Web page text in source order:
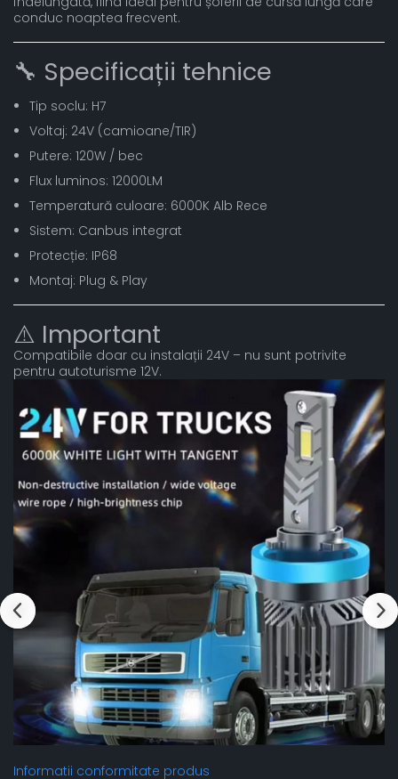
conduc noaptea frecvent.
🔧 Specificații tehnice
Tip soclu: H7
Voltaj: 24V (camioane/TIR)
Putere: 120W / bec
Flux luminos: 12000LM
Temperatură culoare: 6000K Alb Rece
Sistem: Canbus integrat
Protecție: IP68
Montaj: Plug & Play
⚠️ Important
Compatibile doar cu instalații 24V – nu sunt potrivite
pentru autoturisme 12V.
Informatii conformitate produs